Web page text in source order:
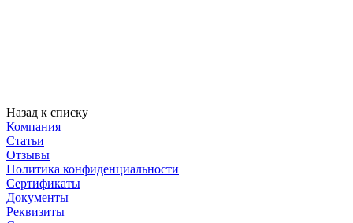
Назад к списку
Компания
Статьи
Отзывы
Политика конфиденциальности
Сертификаты
Документы
Реквизиты